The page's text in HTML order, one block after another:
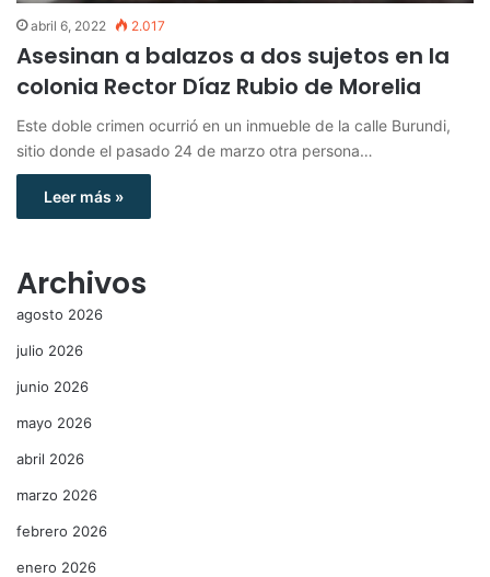
abril 6, 2022 2.017
Asesinan a balazos a dos sujetos en la
colonia Rector Díaz Rubio de Morelia
Este doble crimen ocurrió en un inmueble de la calle Burundi,
sitio donde el pasado 24 de marzo otra persona…
Leer más »
Archivos
agosto 2026
julio 2026
junio 2026
mayo 2026
abril 2026
marzo 2026
febrero 2026
enero 2026